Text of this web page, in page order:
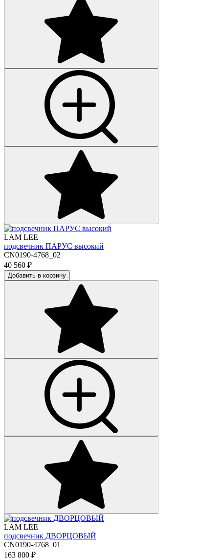
LAM LEE
подсвечник ПАРУС высокий
CN0190-4768_02
40 560 ₽
Добавить в корзину
LAM LEE
подсвечник ДВОРЦОВЫЙ
CN0190-4768_01
163 800 ₽